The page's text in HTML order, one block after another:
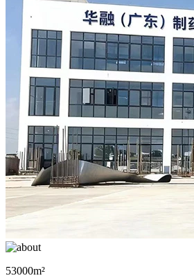
53000m²